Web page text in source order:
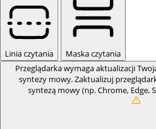
Linia czytania
Maska czytania
Przeglądarka wymaga aktualizacji
syntezy mowy. Zaktualizuj
syntezą mowy (np. Chrome, Edge,